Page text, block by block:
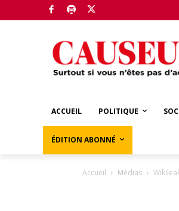
ACCUEIL POLITIQUE
ÉDITION ABONNÉ
Accueil Médias